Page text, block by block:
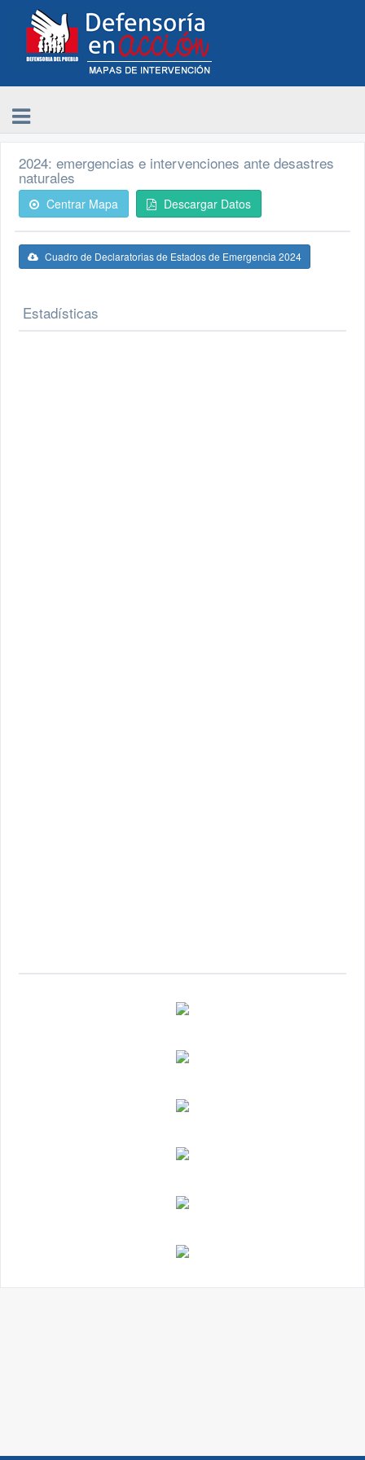
2024: emergencias e intervenciones ante desastres
naturales
Centrar Mapa Descargar Datos
Cuadro de Declaratorias de Estados de Emergencia 2024
Estadísticas